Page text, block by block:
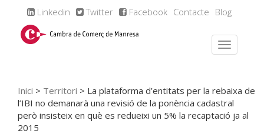
Linkedin Twitter Facebook Contacte Blog
Inici > Territori > La plataforma d’entitats per la rebaixa de
l’IBI no demanarà una revisió de la ponència cadastral
però insisteix en què es redueixi un 5% la recaptació ja al
2015